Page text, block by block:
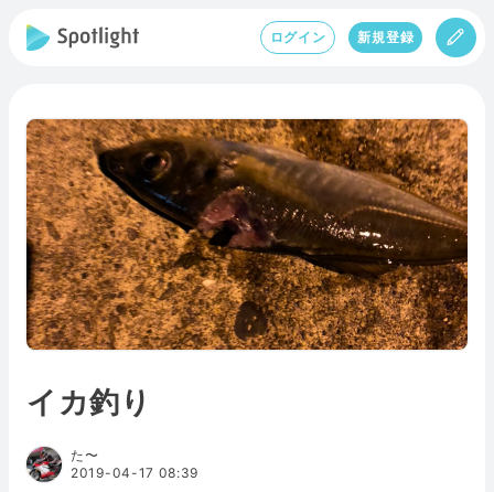
ログイン 新規登録
イカ釣り
た〜
2019-04-17 08:39